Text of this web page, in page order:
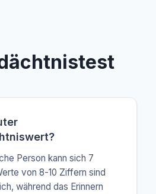
Person kann sich 7
von 8-10 Ziffern sind
während das Erinnern